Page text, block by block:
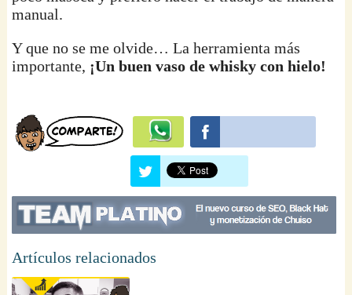
manual.
Y que no se me olvide… La herramienta más
importante, ¡Un buen vaso de whisky con hielo!
Artículos relacionados